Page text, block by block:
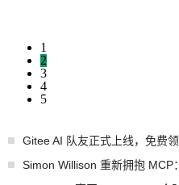
1
2
3
4
5
Gitee AI 队友正式上线，免费
Simon Willison 重新拥抱 MCP